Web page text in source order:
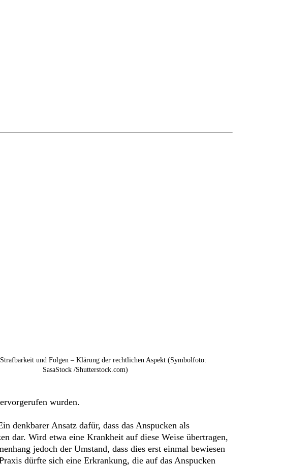
und Folgen – Klärung der rechtlichen Aspekt (Symbolfoto:
SasaStock /Shutterstock.com)
wurden.
denkbarer Ansatz dafür, dass das Anspucken als
dar. Wird etwa eine Krankheit auf diese Weise übertragen,
jedoch der Umstand, dass dies erst einmal bewiesen
dürfte sich eine Erkrankung, die auf das Anspucken